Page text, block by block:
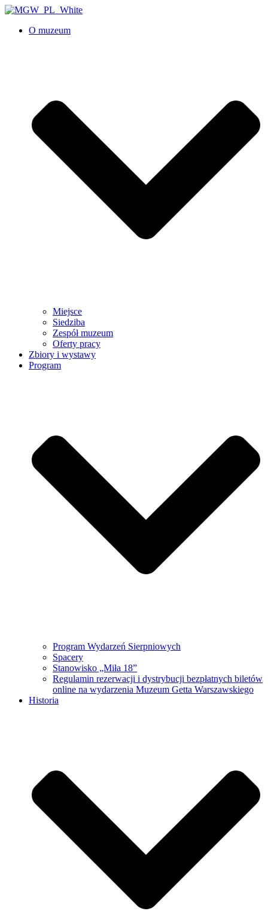
O muzeum
Miejsce
Siedziba
Zespół muzeum
Oferty pracy
Zbiory i wystawy
Program
Program Wydarzeń Sierpniowych
Spacery
Stanowisko „Miła 18”
Regulamin rezerwacji i dystrybucji bezpłatnych biletów
online na wydarzenia Muzeum Getta Warszawskiego
Historia